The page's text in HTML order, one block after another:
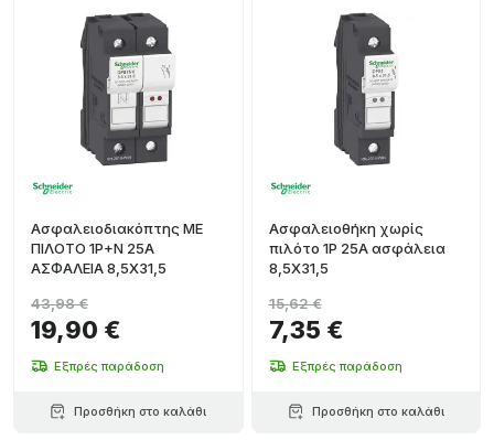
Ασφαλειοδιακόπτης ΜΕ
ΠΙΛΟΤΟ 1P+N 25A
ΑΣΦΑΛΕΙΑ 8,5X31,5
19,90 €
43,98 €
Εξπρές παράδοση
Προσθήκη στο καλάθι
Ασφαλειοθήκη χωρίς
πιλότο 1P 25A ασφάλεια
8,5X31,5
7,35 €
15,62 €
Εξπρές παράδοση
Προσθήκη στο καλάθι